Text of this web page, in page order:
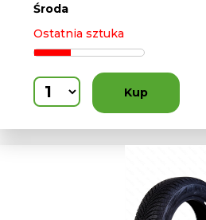
Środa
Ostatnia sztuka
Kup